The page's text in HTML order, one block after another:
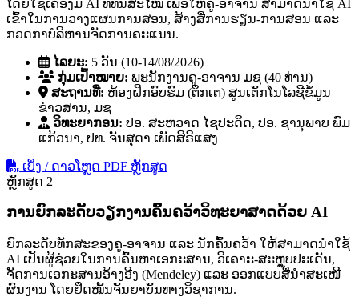
ໂດຍໃຊ້ເຄື່ອງມື AI ທີ່ທັນສະໄໝ ເພື່ອໃຫ້ຄູ-ອາຈານ ສາມາດນໍາໃຊ້ AI
ເຂົ້າໃນການວາງແຜນການສອນ, ສ້າງສື່ການຮຽນ-ການສອນ ແລະ
ກວດກາບໍລິຫານຈັດການຄະແນນ.
ໄລຍະ: 5 ວັນ (10-14/08/2026)
ກຸ່ມເປົ້າໝາຍ: ພະນັກງານຄູ-ອາຈານ ມຊ (40 ທ່ານ)
ສະຖານທີ່: ຫ້ອງຝຶກອົບຮົມ (ຕຶກເຕ) ສູນເຕັກໂນໂລຊີຂໍ້ມູນ
ຂ່າວສານ, ມຊ
ວິທະຍາກອນ: ປອ. ສະຫວາດ ໄຊປະດິດ, ປອ. ຊານຸພາບ ພົມ
ແກ້ວນາ, ປທ. ຈັນສຸດາ ເພັດສີຣິແສງ
ເບິ່ງ / ດາວໂຫຼດ PDF ຫຼັກສູດ
ຫຼັກສູດ 2
ການຍົກລະດັບວຽກງານຄົ້ນຄວ້າວິທະຍາສາດດ້ວຍ AI
ຍົກລະດັບທັກສະຂອງຄູ-ອາຈານ ແລະ ນັກຄົ້ນຄວ້າ ໃຫ້ສາມາດນໍາໃຊ້
AI ເປັນຜູ້ຊ່ວຍໃນການຄົ້ນຫາເອກະສານ, ວິເຄາະ-ສະຫຼຸບປະເດັນ,
ຈັດການເອກະສານອ້າງອີງ (Mendeley) ແລະ ອອກແບບສື່ນໍາສະເໜີ
ຜົນງານ ໂດຍຢຶດໝັ້ນຈັນຍາບັນທາງວິຊາການ.